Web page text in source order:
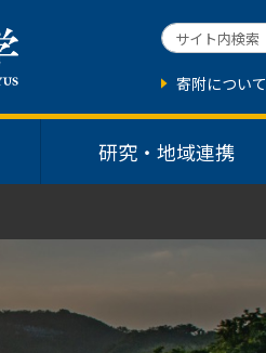
研究・地域連携
寄附について